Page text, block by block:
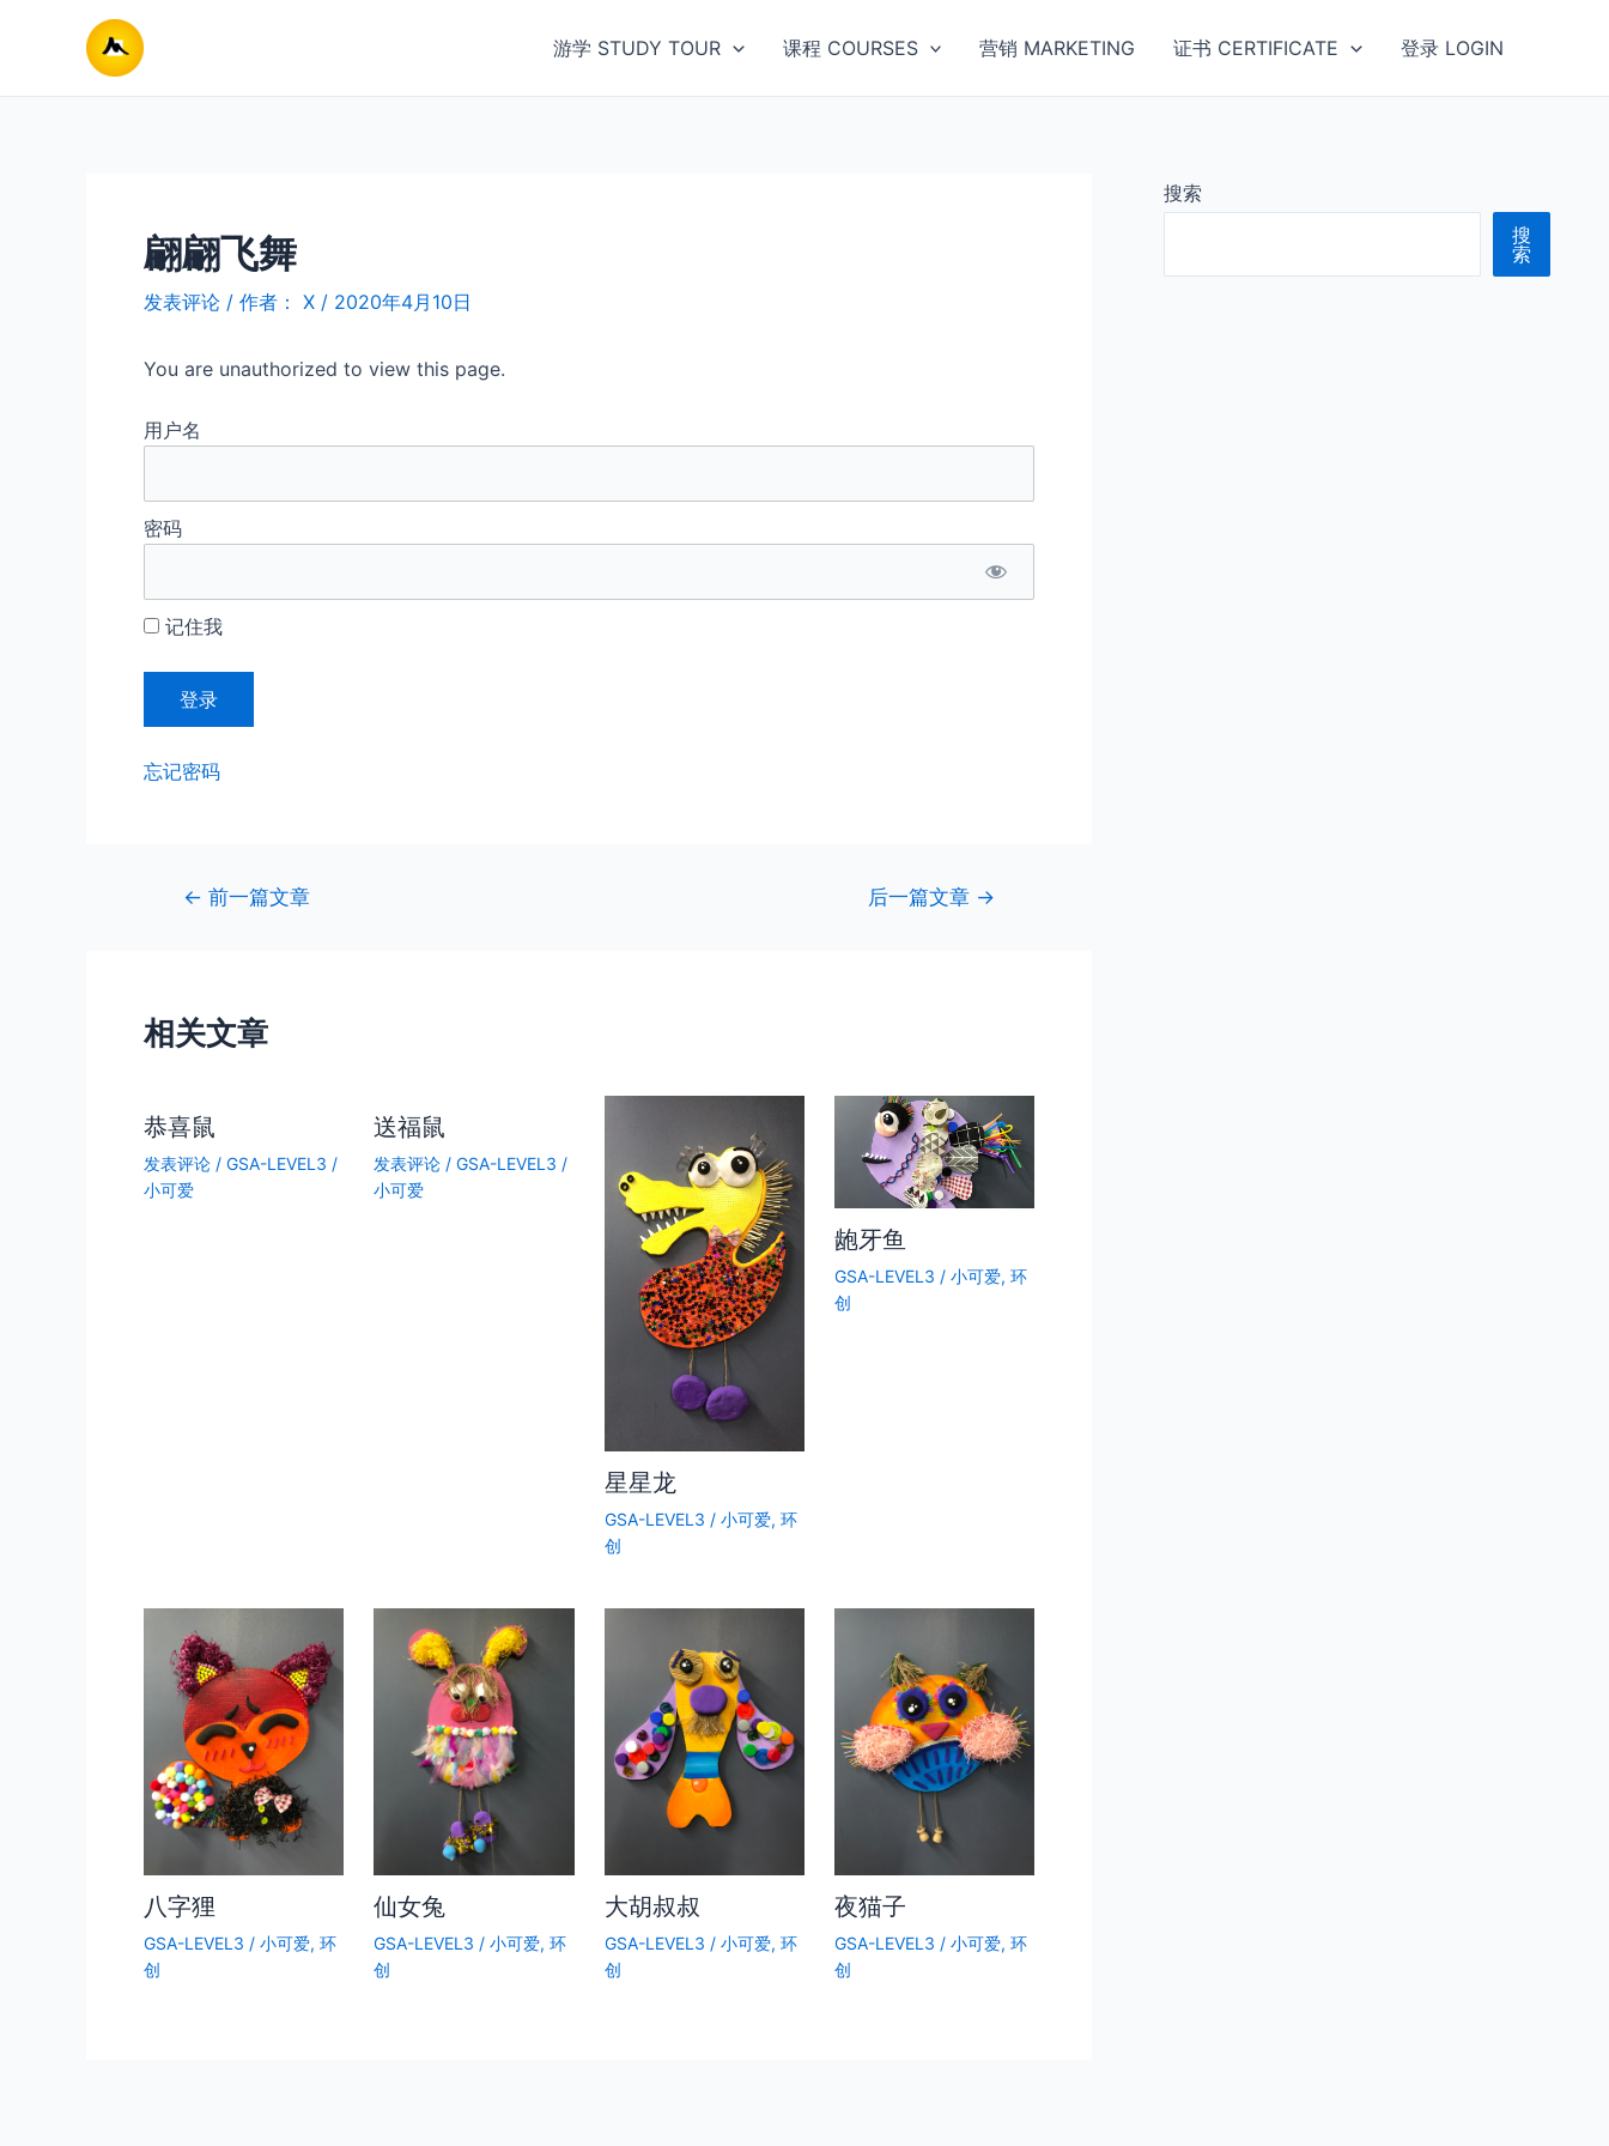
游学 STUDY TOUR 课程 COURSES 营销 MARKETING 证书 CERTIFICATE 登录 LOGIN
翩翩飞舞
发表评论 / 作者： X / 2020年4月10日
You are unauthorized to view this page.
用户名
密码
记住我
忘记密码
← 前一篇文章 后一篇文章 →
相关文章
恭喜鼠
发表评论 / GSA-LEVEL3 /
小可爱
送福鼠
发表评论 /GSA-LEVEL3 /
小可爱
星星龙
GSA-LEVEL3 / 小可爱, 环
创
龅牙鱼
GSA-LEVEL3 / 小可爱, 环
创
八字狸
GSA-LEVEL3 / 小可爱, 环
创
仙女兔
GSA-LEVEL3 /小可爱,环
创
大胡叔叔
GSA-LEVEL3 / 小可爱, 环
创
夜猫子
GSA-LEVEL3 / 小可爱, 环
创
搜索
搜
索